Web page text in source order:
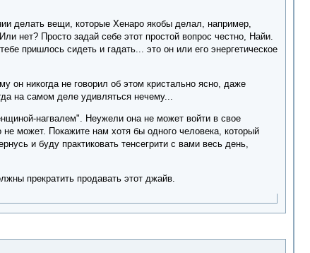
делать вещи, которые Хенаро якобы делал, например,
нет? Просто задай себе этот простой вопрос честно, Найи.
пришлось сидеть и гадать... это он или его энергетическое
он никогда не говорил об этом кристально ясно, даже
на самом деле удивляться нечему...
нагвалем". Неужели она не может войти в свое
не может. Покажите нам хотя бы одного человека, который
и буду практиковать тенсегрити с вами весь день,
прекратить продавать этот джайв.